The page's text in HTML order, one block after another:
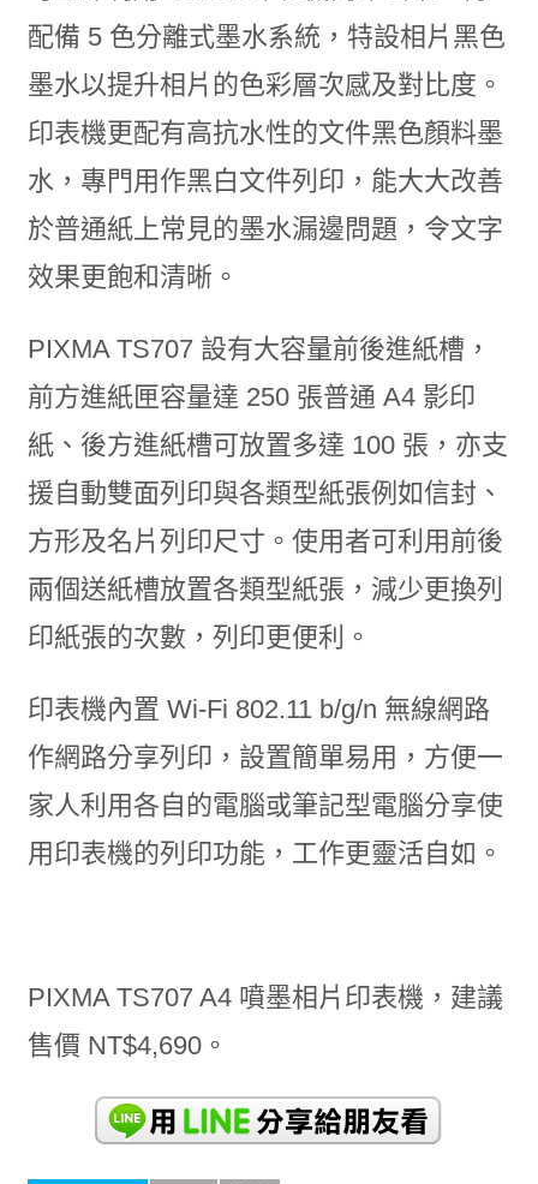
配備 5 色分離式墨水系統，特設相片黑色
墨水以提升相片的色彩層次感及對比度。
印表機更配有高抗水性的文件黑色顏料墨
水，專門用作黑白文件列印，能大大改善
於普通紙上常見的墨水漏邊問題，令文字
效果更飽和清晰。
PIXMA TS707 設有大容量前後進紙槽，
前方進紙匣容量達 250 張普通 A4 影印
紙、後方進紙槽可放置多達 100 張，亦支
援自動雙面列印與各類型紙張例如信封、
方形及名片列印尺寸。使用者可利用前後
兩個送紙槽放置各類型紙張，減少更換列
印紙張的次數，列印更便利。
印表機內置 Wi-Fi 802.11 b/g/n 無線網路
作網路分享列印，設置簡單易用，方便一
家人利用各自的電腦或筆記型電腦分享使
用印表機的列印功能，工作更靈活自如。
PIXMA TS707 A4 噴墨相片印表機，建議
售價 NT$4,690。